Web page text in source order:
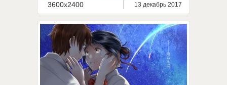
3600x2400 13 декабрь 2017